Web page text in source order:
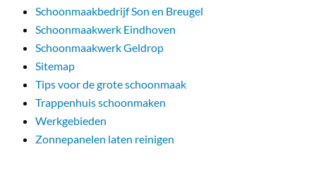
Schoonmaakbedrijf Son en Breugel
Schoonmaakwerk Eindhoven
Schoonmaakwerk Geldrop
Sitemap
Tips voor de grote schoonmaak
Trappenhuis schoonmaken
Werkgebieden
Zonnepanelen laten reinigen